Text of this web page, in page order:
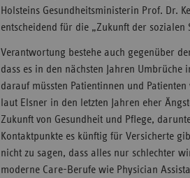
Holsteins Gesundheitsministerin Prof. Dr.
entscheidend für die „Zukunft der sozialen
Verantwortung bestehe auch gegenüber
dass es in den nächsten Jahren
darauf müssten Patientinnen und
laut Elsner in den letzten Jahren eher
Zukunft von Gesundheit und Pflege,
Kontaktpunkte es künftig für Versicherte
nicht zu sagen, dass alles nur schlechter
moderne Care-Berufe wie Physician